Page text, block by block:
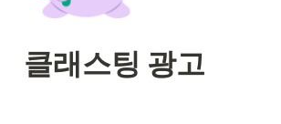
클래스팅 광고